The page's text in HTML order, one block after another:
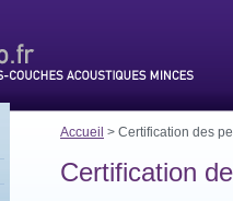
Accueil > Certification des
Certification